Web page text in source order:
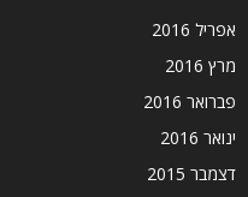
אפריל 2016
מרץ 2016
פברואר 2016
ינואר 2016
דצמבר 2015